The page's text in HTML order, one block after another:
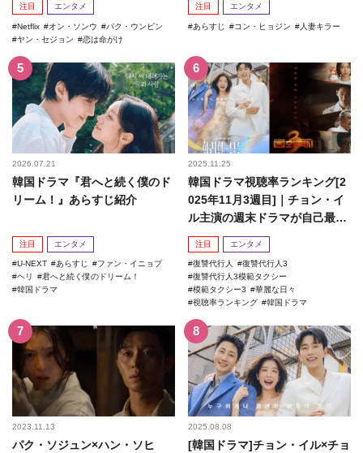
注目 エンタメ
Netflix オン・ソンウ
パク・ウンビン
ヤン・セジョン
恋は命がけ
注目 エンタメ
あらすじ コン・ヒョジン 人妻キラー
2026.07.21
韓国ドラマ『君へと続く僕のド
リーム！』あらすじ紹介
注目 エンタメ
U-NEXT あらすじ
ファン・イニョプ
ヘリ
君へと続く僕のドリーム！
韓国ドラマ
2025.11.25
韓国ドラマ視聴率ランキング[2
025年11月3週目]｜チョン・イ
ル主演の週末ドラマが自己最高
記録を更新！
注目 エンタメ
復讐代行人
復讐代行人3
復讐代行人3模範タクシー
模範タクシー3
華麗な日々
視聴率ランキング
韓国ドラマ
2023.11.13
パク・ソジュン×ハン・ソヒ
2025.08.08
[韓国ドラマ]チョン・イル×チョ